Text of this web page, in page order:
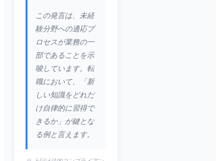
この発言は、未経
験分野への適応プ
ロセスが業務の一
部であることを示
唆しています。転
職において、「新
しい知識をどれだ
け自律的に習得で
きるか」が鍵とな
る例と言えます。